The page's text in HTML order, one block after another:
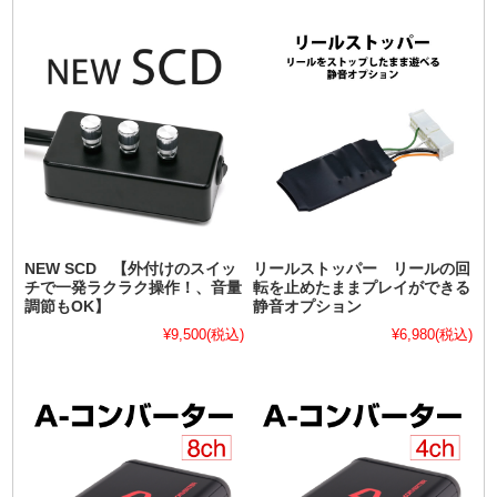
NEW SCD 【外付けのスイッ
チで一発ラクラク操作！、音量
調節もOK】
¥9,500(税込)
リールストッパー リールの回
転を止めたままプレイができる
静音オプション
¥6,980(税込)